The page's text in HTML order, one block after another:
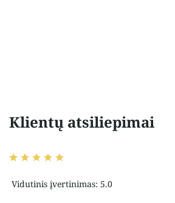
Klientų atsiliepimai
Vidutinis įvertinimas: 5.0